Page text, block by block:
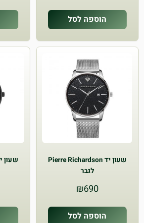
הוספה לסל
שעון יד Pierre Richardson
לגבר
₪690
הוספה לסל